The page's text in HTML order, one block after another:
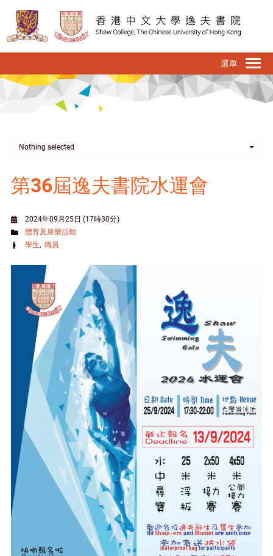
Nothing selected
第36屆逸夫書院水運會
2024年09月25日 (17時30分)
體育及康樂活動
學生 職員